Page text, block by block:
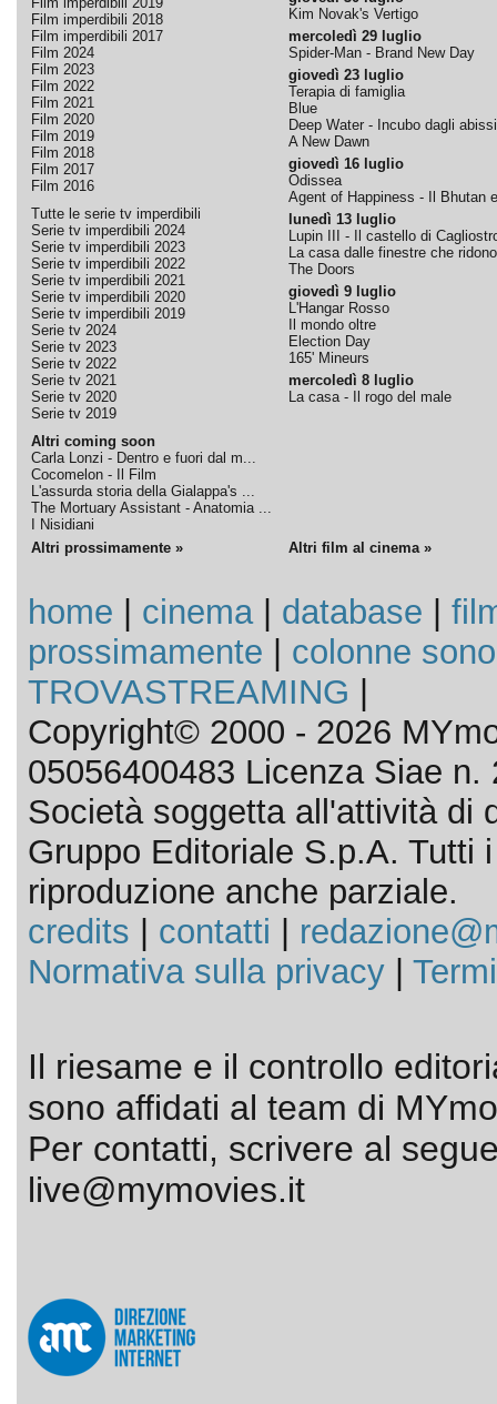
Film imperdibili 2018
Film imperdibili 2017
Film 2024
Film 2023
Film 2022
Film 2021
Film 2020
Film 2019
Film 2018
Film 2017
Film 2016
Tutte le serie tv imperdibili
Serie tv imperdibili 2024
Serie tv imperdibili 2023
Serie tv imperdibili 2022
Serie tv imperdibili 2021
Serie tv imperdibili 2020
Serie tv imperdibili 2019
Serie tv 2024
Serie tv 2023
Serie tv 2022
Serie tv 2021
Serie tv 2020
Serie tv 2019
Altri coming soon
Carla Lonzi - Dentro e fuori dal m...
Cocomelon - Il Film
L'assurda storia della Gialappa's ...
The Mortuary Assistant - Anatomia ...
I Nisidiani
Kim Novak's Vertigo
mercoledì 29 luglio
Spider-Man - Brand New Day
giovedì 23 luglio
Terapia di famiglia
Blue
Deep Water - Incubo dagli abissi
A New Dawn
giovedì 16 luglio
Odissea
Agent of Happiness - Il Bhutan
lunedì 13 luglio
Lupin III - Il castello di
La casa dalle finestre che ridono
The Doors
giovedì 9 luglio
L'Hangar Rosso
Il mondo oltre
Election Day
165' Mineurs
mercoledì 8 luglio
La casa - Il rogo del male
Altri prossimamente » Altri film al cinema »
home cinema| database
prossimamente
colonne
TROVASTREAMING
Copyright© 2000 - 2026
05056400483 Licenza Siae n.
Società soggetta all'attività di
Gruppo Editoriale S.p.A. Tutti
riproduzione anche parziale.
credits
contatti
Normativa sulla privacy|
Il riesame e il controllo
sono affidati al team di
Per contatti, scrivere al
live@mymovies.it